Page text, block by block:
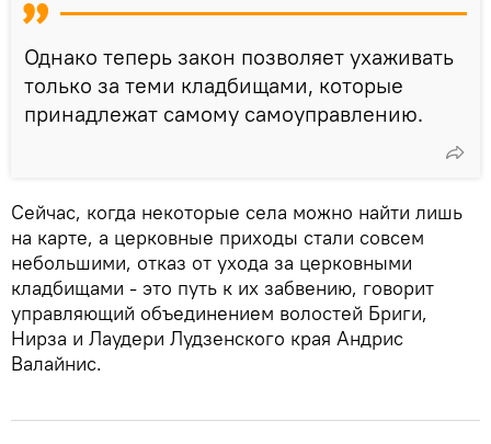
Однако теперь закон позволяет ухаживать
только за теми кладбищами, которые
принадлежат самому самоуправлению.
Сейчас, когда некоторые села можно найти лишь
на карте, а церковные приходы стали совсем
небольшими, отказ от ухода за церковными
кладбищами - это путь к их забвению, говорит
управляющий объединением волостей Бриги,
Нирза и Лаудери Лудзенского края Андрис
Валайнис.